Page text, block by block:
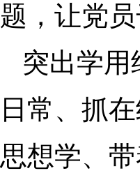
题，让党
突出学
日常、抓
思想学、